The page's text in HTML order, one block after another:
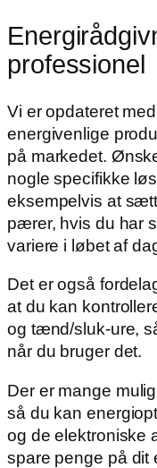
professionel
Vi er opdateret
energivenlige
på markedet.
nogle specifikke
eksempelvis at
pærer, hvis du har
variere i løbet af
​Det er også
at du kan
og tænd/sluk-ure,
når du bruger det.
Der er mange
så du kan
og de elektroniske
spare penge på dit